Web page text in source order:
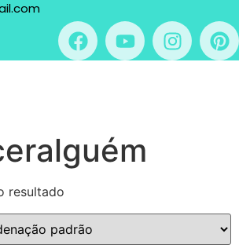
resultado